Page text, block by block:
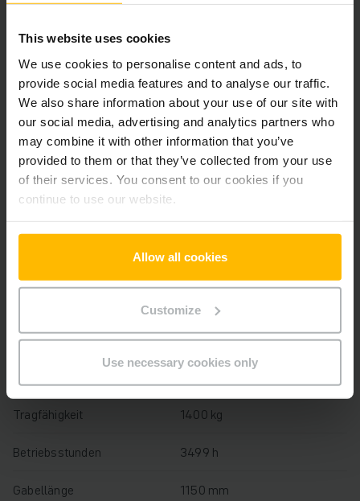
This website uses cookies
We use cookies to personalise content and ads, to
provide social media features and to analyse our traffic.
We also share information about your use of our site with
our social media, advertising and analytics partners who
may combine it with other information that you’ve
provided to them or that they’ve collected from your use
of their services. You consent to our cookies if you
continue to use our website.
Allow all cookies
Customize
Use necessary cookies only
Produktinformationen
Der folgende Abschnitt bietet eine umfassende
Zusammenfassung der technischen Spezifikationen und
Ausstattungen des Fahrzeugs.
Blei-Säure, 24 V / 150 Ah
Batterie Baujahr 2024
Tragfähigkeit 1400 kg
Betriebsstunden 3499 h
Gabellänge 1150 mm